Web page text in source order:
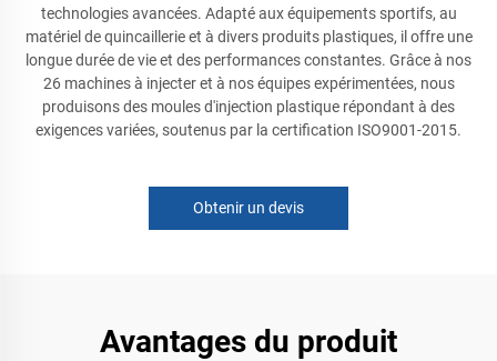
technologies avancées. Adapté aux équipements sportifs, au
matériel de quincaillerie et à divers produits plastiques, il offre une
longue durée de vie et des performances constantes. Grâce à nos
26 machines à injecter et à nos équipes expérimentées, nous
produisons des moules d'injection plastique répondant à des
exigences variées, soutenus par la certification ISO9001-2015.
Obtenir un devis
Avantages du produit